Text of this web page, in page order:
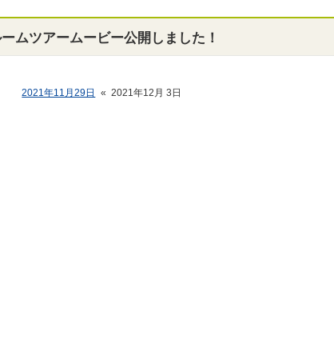
ムツアームービー公開しました！
2021年11月29日 « 2021年12月 3日